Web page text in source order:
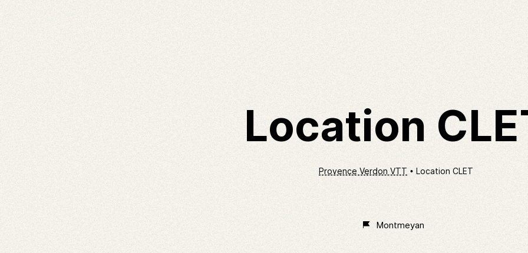
Location
Provence Verdon VTT Location CLET
Classé
Montmeyan